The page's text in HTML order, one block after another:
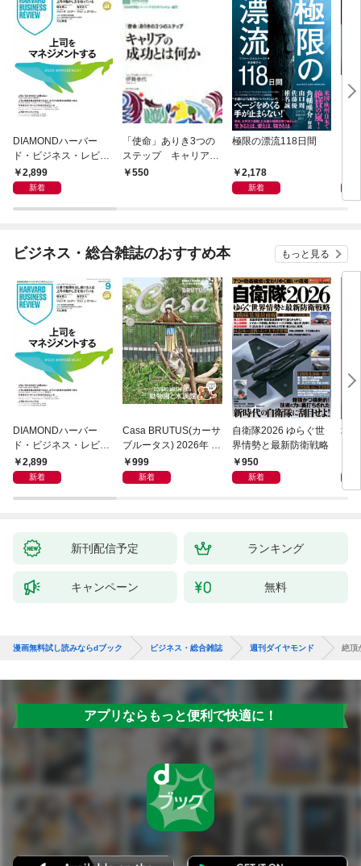
DIAMONDハーバー
ド・ビジネス・レビュ
ー 2026年9月号 特集
「上司をマネジメント
2,899
新着
「使命」ありき3つの
ステップ キャリアの
成功とは何か
550
極限の漂流118日間
2,178
新着
ビジネス・総合雑誌のおすすめ本 もっと見る
DIAMONDハーバー
ド・ビジネス・レビュ
ー 2026年9月号 特集
「上司をマネジメント
2,899
新着
Casa BRUTUS(カーサ
ブルータス) 2026年 9
月号 [もっと学べる！
動物園と水族館]
999
新着
自衛隊2026 ゆらぐ世
界情勢と最新防衛戦略
950
新着
地
新刊配信予定 ランキング
キャンペーン 無料
漫画無料試し読みならdブック ビジネス・総合雑誌 週刊ダイヤモンド 絶頂
アプリならもっと便利で快適に！